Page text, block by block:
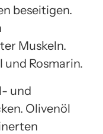
beseitigen.
Muskeln.
und Rosmarin.
und
Olivenöl